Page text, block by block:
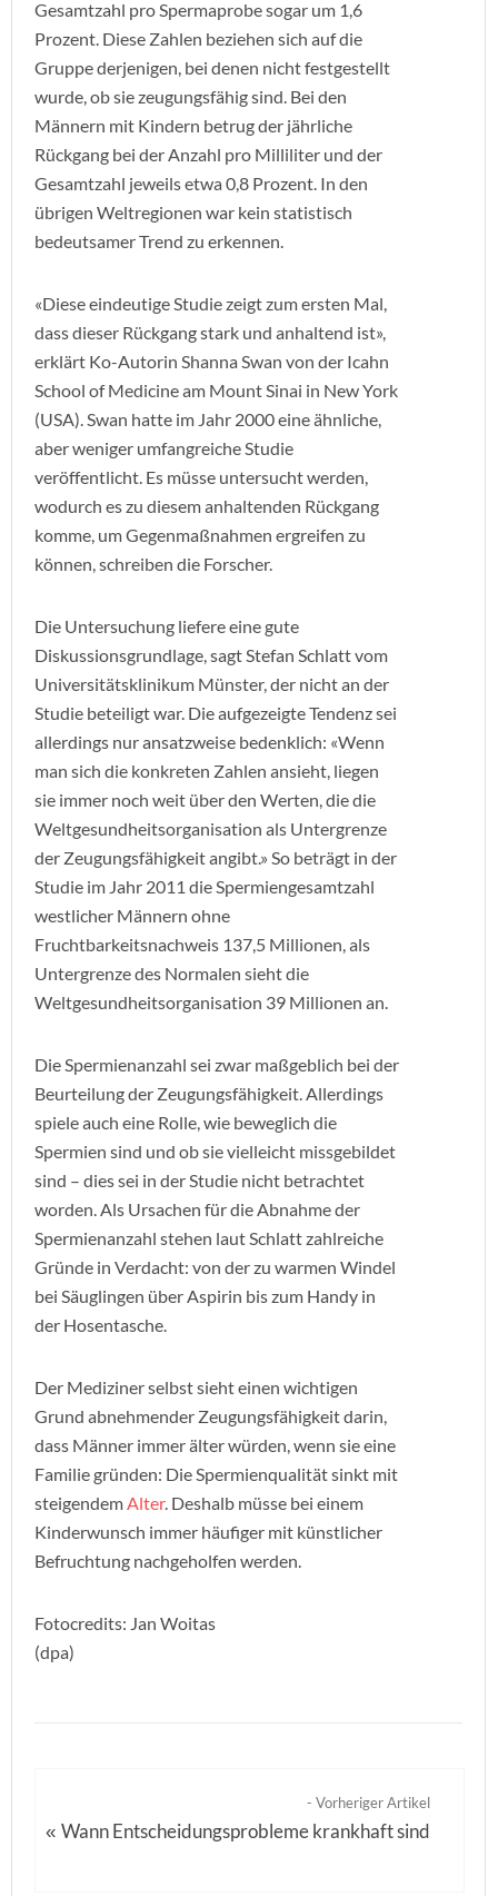
Gesamtzahl pro Spermaprobe sogar um 1,6
Prozent. Diese Zahlen beziehen sich auf die
Gruppe derjenigen, bei denen nicht festgestellt
wurde, ob sie zeugungsfähig sind. Bei den
Männern mit Kindern betrug der jährliche
Rückgang bei der Anzahl pro Milliliter und der
Gesamtzahl jeweils etwa 0,8 Prozent. In den
übrigen Weltregionen war kein statistisch
bedeutsamer Trend zu erkennen.
«Diese eindeutige Studie zeigt zum ersten Mal,
dass dieser Rückgang stark und anhaltend ist»,
erklärt Ko-Autorin Shanna Swan von der Icahn
School of Medicine am Mount Sinai in New York
(USA). Swan hatte im Jahr 2000 eine ähnliche,
aber weniger umfangreiche Studie
veröffentlicht. Es müsse untersucht werden,
wodurch es zu diesem anhaltenden Rückgang
komme, um Gegenmaßnahmen ergreifen zu
können, schreiben die Forscher.
Die Untersuchung liefere eine gute
Diskussionsgrundlage, sagt Stefan Schlatt vom
Universitätsklinikum Münster, der nicht an der
Studie beteiligt war. Die aufgezeigte Tendenz sei
allerdings nur ansatzweise bedenklich: «Wenn
man sich die konkreten Zahlen ansieht, liegen
sie immer noch weit über den Werten, die die
Weltgesundheitsorganisation als Untergrenze
der Zeugungsfähigkeit angibt.» So beträgt in der
Studie im Jahr 2011 die Spermiengesamtzahl
westlicher Männern ohne
Fruchtbarkeitsnachweis 137,5 Millionen, als
Untergrenze des Normalen sieht die
Weltgesundheitsorganisation 39 Millionen an.
Die Spermienanzahl sei zwar maßgeblich bei der
Beurteilung der Zeugungsfähigkeit. Allerdings
spiele auch eine Rolle, wie beweglich die
Spermien sind und ob sie vielleicht missgebildet
sind – dies sei in der Studie nicht betrachtet
worden. Als Ursachen für die Abnahme der
Spermienanzahl stehen laut Schlatt zahlreiche
Gründe in Verdacht: von der zu warmen Windel
bei Säuglingen über Aspirin bis zum Handy in
der Hosentasche.
Der Mediziner selbst sieht einen wichtigen
Grund abnehmender Zeugungsfähigkeit darin,
dass Männer immer älter würden, wenn sie eine
Familie gründen: Die Spermienqualität sinkt mit
steigendemAlter. Deshalb müsse bei einem
Kinderwunsch immer häufiger mit künstlicher
Befruchtung nachgeholfen werden.
Fotocredits: Jan Woitas
(dpa)
- Vorheriger Artikel
«Wann Entscheidungsprobleme krankhaft sind